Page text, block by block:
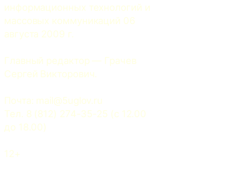
информационных технологий и
массовых коммуникаций 06
августа 2009 г.
Главный редактор — Грачев
Сергей Викторович.
Почта: mail@5uglov.ru
Тел. 8 (812) 274-35-25 (c 12.00
до 18.00)
12+